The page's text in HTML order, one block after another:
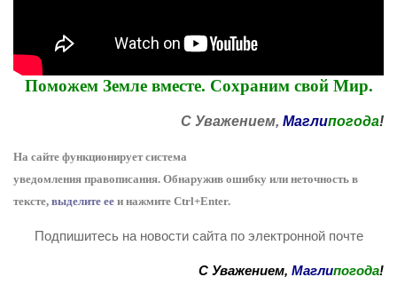
Поможем Земле вместе. Сохраним свой Мир.
С Уважением, Маглипогода!
На сайте функционирует система
уведомления правописания. Обнаружив ошибку или неточность в
тексте, выделите ее и нажмите Ctrl+Enter.
Подпишитесь на новости сайта по электронной почте
С Уважением, Маглипогода!